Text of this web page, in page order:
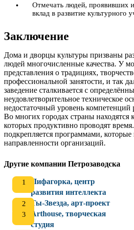
Отмечать людей, проявивших
вклад в развитие культурного
Заключение
Дома и дворцы культуры призваны
людей многочисленные качества. У
представления о традициях,
профессиональной занятости, и так
заведение сталкивается с
неудовлетворительное техническое
недостаточный уровень компетенций
Во многих городах страны находятся
которых продуктивно проводят
подкрепляется программами, которые
направленности организаций.
Другие компании Петрозаводска
Пифагорка, центр
развития интеллекта
Ты-Звезда, арт-проект
Arthouse, творческая
студия